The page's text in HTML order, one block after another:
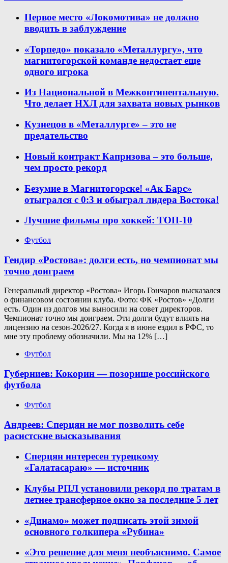
Первое место «Локомотива» не должно
вводить в заблуждение
«Торпедо» показало «Металлургу», что
магнитогорской команде недостает еще
одного игрока
Из Национальной в Межконтинентальную.
Что делает НХЛ для захвата новых рынков
Кузнецов в «Металлурге» – это не
предательство
Новый контракт Капризова – это больше,
чем просто рекорд
Безумие в Магнитогорске! «Ак Барс»
отыгрался с 0:3 и обыграл лидера Востока!
Лучшие фильмы про хоккей: ТОП-10
Футбол
Гендир «Ростова»: долги есть, но чемпионат мы
точно доиграем
Генеральный директор «Ростова» Игорь Гончаров высказался
о финансовом состоянии клуба. Фото: ФК «Ростов» «Долги
есть. Один из долгов мы выносили на совет директоров.
Чемпионат точно мы доиграем. Эти долги будут влиять на
лицензию на сезон-2026/27. Когда я в июне ездил в РФС, то
мне эту проблему обозначили. Мы на 12% […]
Футбол
Губерниев: Кокорин — позорище российского
футбола
Футбол
Андреев: Сперцян не мог позволить себе
расистские высказывания
Сперцян интересен турецкому
«Галатасараю» — источник
Клубы РПЛ установили рекорд по тратам в
летнее трансферное окно за последние 5 лет
«Динамо» может подписать этой зимой
основного голкипера «Рубина»
«Это решение для меня необъяснимо. Самое